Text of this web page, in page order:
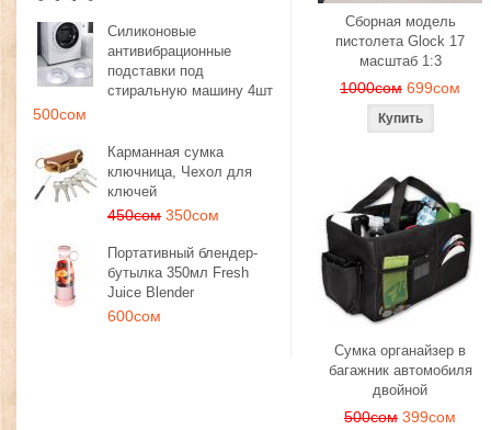
Силиконовые
антивибрационные
подставки под
стиральную машину 4шт
500сом
Карманная сумка
ключница, Чехол для
ключей
450сом 350сом
Портативный блендер-
бутылка 350мл Fresh
Juice Blender
600сом
Сборная модель
пистолета Glock 17
масштаб 1:3
1000сом 699сом
Сумка органайзер в
багажник автомобиля
двойной
500сом 399сом